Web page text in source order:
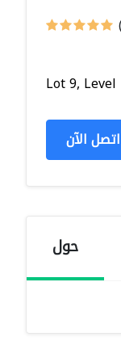
Lot 9,
اتصل الآن
حول